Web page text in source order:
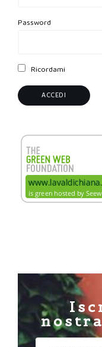
Password
Ricordami